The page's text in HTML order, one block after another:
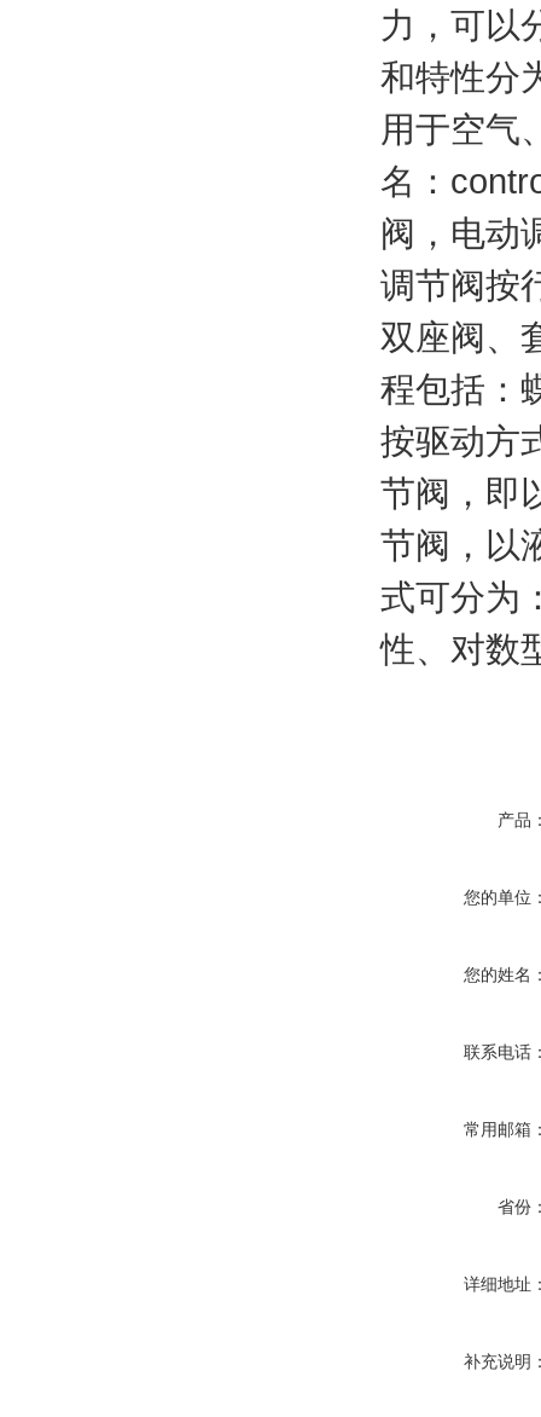
力，可以
和特性分
用于空气
名：
阀，电动
调节阀按
双座阀、
程包括：
按驱动方
节阀，即
节阀，以
式可分为
性、对数
产品
您的单位
您的姓名
联系电话
常用邮箱
省份
详细地址
补充说明